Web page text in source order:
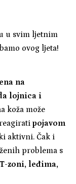
u svim ljetnim
ovog ljeta!
na
lojnica i
koža može
pojavom
aktivni. Čak i
problema s
zoni, leđima,